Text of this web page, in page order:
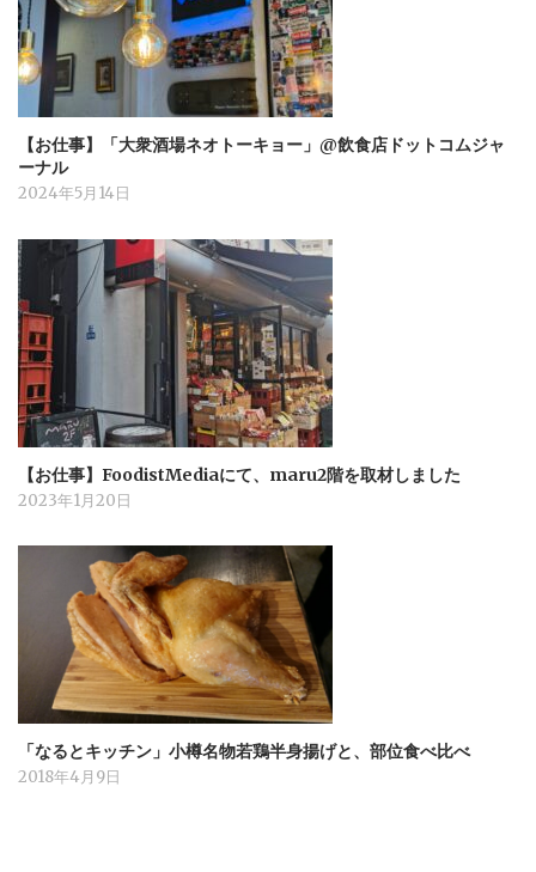
【お仕事】「大衆酒場ネオトーキョー」@飲食店ドットコムジャ
ーナル
2024年5月14日
【お仕事】FoodistMediaにて、maru2階を取材しました
2023年1月20日
「なるとキッチン」小樽名物若鶏半身揚げと、部位食べ比べ
2018年4月9日